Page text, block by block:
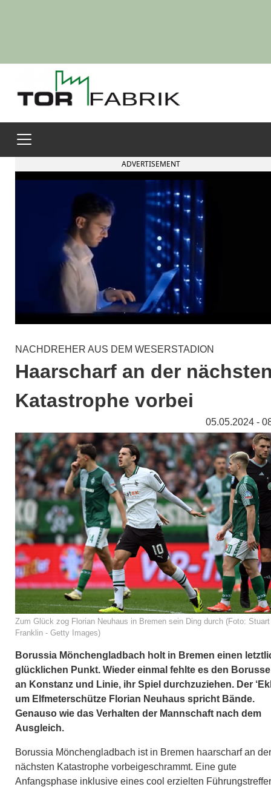
ADVERTISEMENT
NACHDREHER AUS DEM WESERSTADION
Haarscharf an der
Katastrophe vorbei
05.05.2024 -
Zum Glück zog Florian Neuhaus in Bremen sein Ding durch (Foto: Stuart
Franklin - Getty Images)
Borussia Mönchengladbach holt in Bremen einen
glücklichen Punkt. Wieder einmal fehlte es den
an Konstanz und Linie, ihr Spiel durchzuziehen. Der
um Elfmeterschütze Florian Neuhaus spricht Bände.
Genauso wie das Verhalten der Mannschaft nach dem
Ausgleich.
Borussia Mönchengladbach ist in Bremen haarscharf an der
nächsten Katastrophe vorbeigeschrammt. Eine gute
Anfangsphase inklusive eines cool erzielten